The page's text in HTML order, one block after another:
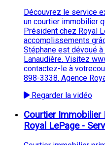
Découvrez le service
un courtier immobilier
Président chez Royal
accomplissements
Stéphane est dévoué
Lanaudière. Visitez
contactez-le à
898-3338. Agence
Regarder la vidéo
Courtier Immobilier
Royal LePage -